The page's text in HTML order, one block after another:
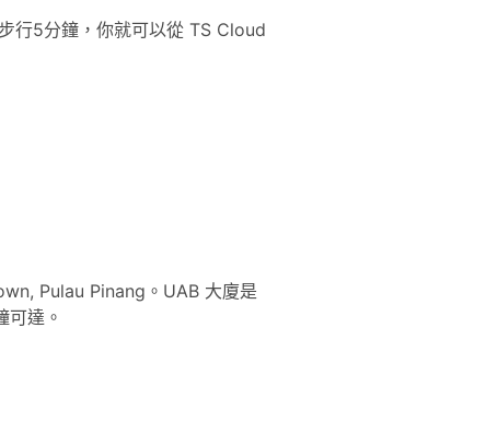
行5分鐘，你就可以從 TS Cloud
Pulau Pinang。UAB 大廈是
達。